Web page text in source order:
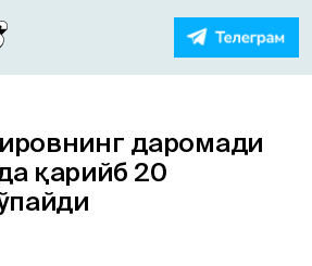
даромади
қарийб 20